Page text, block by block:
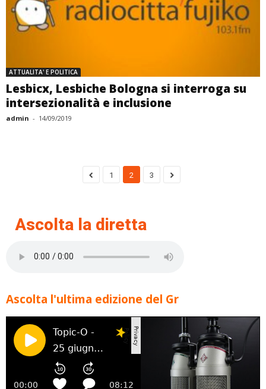
ATTUALITA' E POLITICA
Lesbicx, Lesbiche Bologna si interroga su
intersezionalità e inclusione
admin - 14/09/2019
1 2 3
Ascolta la diretta
Ascolta l'ultima edizione del Gr